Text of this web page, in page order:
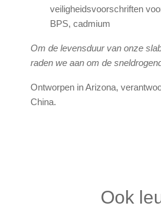
veiligheidsvoorschriften
BPS, cadmium
Om de levensduur van onze
raden we aan om de
Ontworpen in Arizona,
China.
Ook